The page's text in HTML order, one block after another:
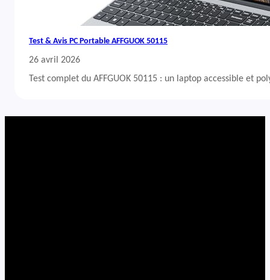
Test & Avis PC Portable AFFGUOK 50115
26 avril 2026
Test complet du AFFGUOK 50115 : un laptop accessible